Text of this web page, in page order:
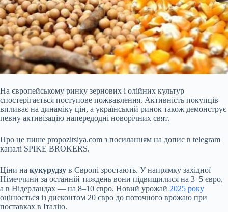
На європейському ринку зернових і олійних культур
спостерігається поступове пожвавлення. Активність покупців
впливає на динаміку цін, а український ринок також демонструє
певну активізацію напередодні новорічних свят.
Про це пише propozitsiya.com з посиланням на допис в telegram
каналі SPIKE BROKERS.
Ціни на кукурудзу в Європі зростають. У напрямку західної
Німеччини за останній тиждень вони підвищилися на 3–5 євро,
а в Нідерландах — на 8–10 євро. Новий урожай 2025 року
оцінюється із дисконтом 20 євро до поточного врожаю при
поставках в Італію.